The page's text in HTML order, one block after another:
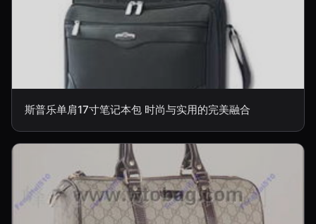
斯普乐单肩17寸笔记本包 时尚与实用的完美融合